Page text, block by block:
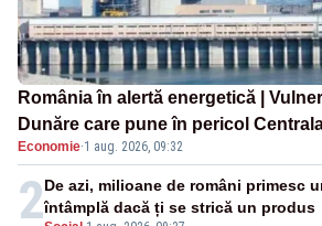
România în alertă energetică |
Dunăre care pune în pericol
cunoscută de pe vremea lui
Economie·1 aug. 2026, 09:32
2De azi, milioane de români primesc
întâmplă dacă ți se strică un produs